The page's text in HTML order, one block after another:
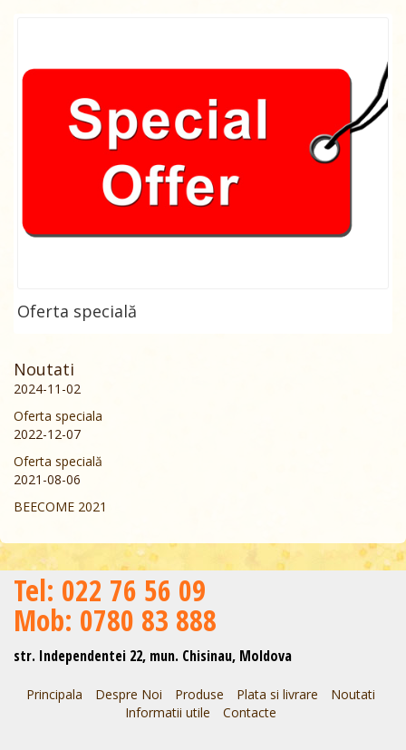
Oferta specială
Noutati
2024-11-02
Oferta speciala
2022-12-07
Oferta specială
2021-08-06
BEECOME 2021
Теl: 022 76 56 09
Mob: 0780 83 888
str. Independentei 22, mun. Chisinau, Moldova
Principala Despre Noi Produse Plata si livrare
Noutati
Informatii utile
Contacte